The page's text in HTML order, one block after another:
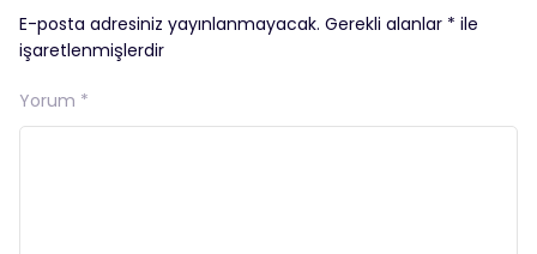
E-posta adresiniz yayınlanmayacak. Gerekli alanlar * ile
işaretlenmişlerdir
Yorum *